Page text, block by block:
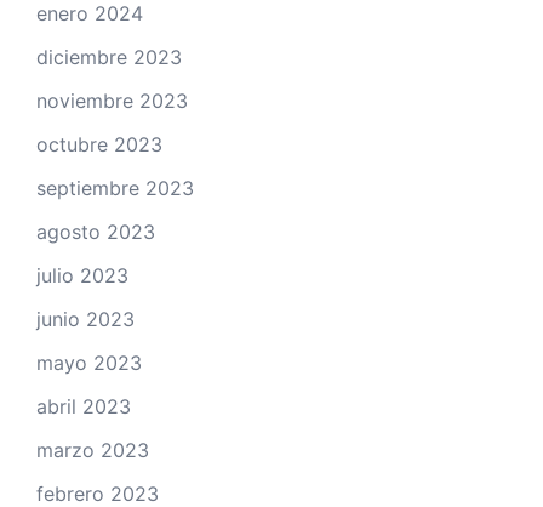
enero 2024
diciembre 2023
noviembre 2023
octubre 2023
septiembre 2023
agosto 2023
julio 2023
junio 2023
mayo 2023
abril 2023
marzo 2023
febrero 2023